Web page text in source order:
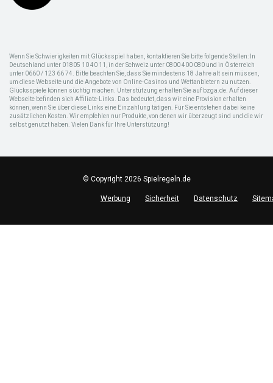
Wenn Sie Schwierigkeiten mit Glücksspiel haben, kontaktieren Sie bitte folgende Stellen: In
Deutschland unter 01805 10 40 11, in der Schweiz unter 0800 400 080 und in Österreich
unter 0660 / 123 66 74. Bitte beachten Sie, dass Sie mindestens 18 Jahre alt sein müssen,
um diese Webseite und die Angebote von Online-Casinos und Wettanbietern zu nutzen.
Glücksspiele können süchtig machen. Unterstützung erhalten Sie auf bzga.de. Auf dieser
Webseite befinden sich Affiliate-Links. Das bedeutet, dass wir eine Provision erhalten
können, wenn Sie über diese Links eine Einzahlung tätigen. Für Sie entstehen dabei keine
zusätzlichen Kosten. Wir empfehlen nur Produkte, von denen wir überzeugt sind und die wir
selbst genutzt haben. Vielen Dank für Ihre Unterstützung!
© Copyright 2026 Spielregeln.de
Werbung Sicherheit Datenschutz